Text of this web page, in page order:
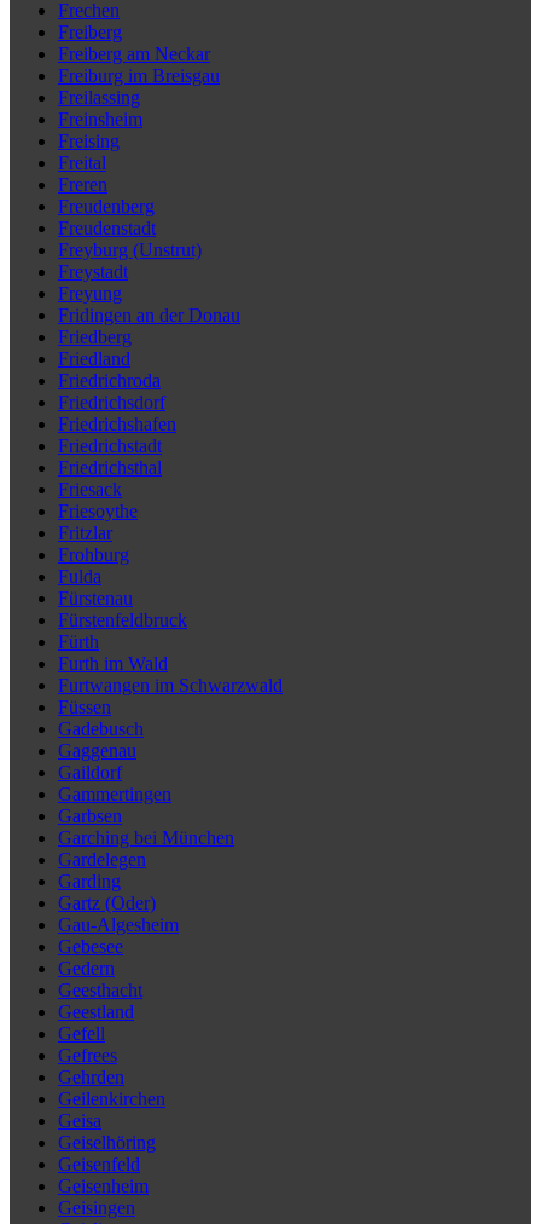
Frechen
Freiberg
Freiberg am Neckar
Freiburg im Breisgau
Freilassing
Freinsheim
Freising
Freital
Freren
Freudenberg
Freudenstadt
Freyburg (Unstrut)
Freystadt
Freyung
Fridingen an der Donau
Friedberg
Friedland
Friedrichroda
Friedrichsdorf
Friedrichshafen
Friedrichstadt
Friedrichsthal
Friesack
Friesoythe
Fritzlar
Frohburg
Fulda
Fürstenau
Fürstenfeldbruck
Fürth
Furth im Wald
Furtwangen im Schwarzwald
Füssen
Gadebusch
Gaggenau
Gaildorf
Gammertingen
Garbsen
Garching bei München
Gardelegen
Garding
Gartz (Oder)
Gau-Algesheim
Gebesee
Gedern
Geesthacht
Geestland
Gefell
Gefrees
Gehrden
Geilenkirchen
Geisa
Geiselhöring
Geisenfeld
Geisenheim
Geisingen